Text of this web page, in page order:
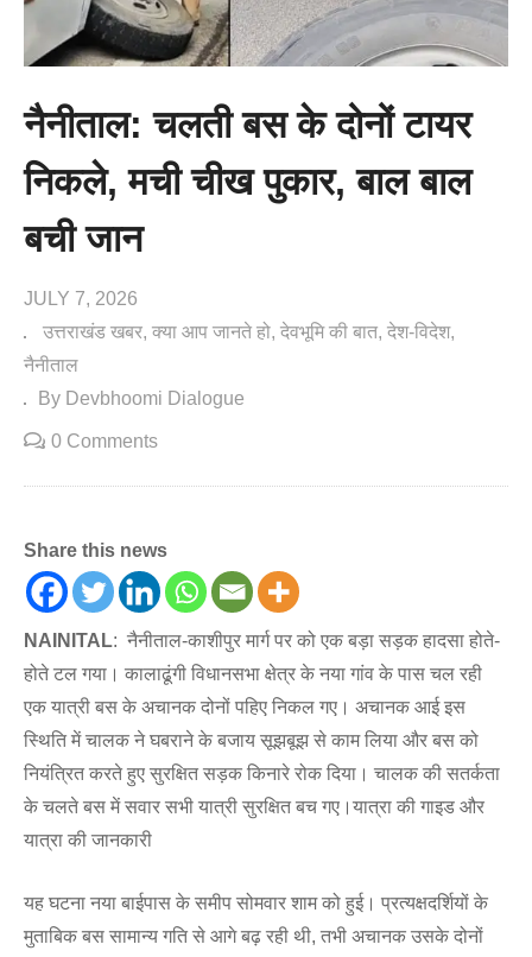
नैनीताल: चलती बस के दोनों टायर
निकले, मची चीख पुकार, बाल बाल
बची जान
JULY 7, 2026
उत्तराखंड खबर क्या आप जानते हो देवभूमि की बात देश-विदेश
नैनीताल
By Devbhoomi Dialogue
0 Comments
Share this news
NAINITAL: नैनीताल-काशीपुर मार्ग पर को एक बड़ा सड़क हादसा होते-
होते टल गया। कालाढूंगी विधानसभा क्षेत्र के नया गांव के पास चल रही
एक यात्री बस के अचानक दोनों पहिए निकल गए। अचानक आई इस
स्थिति में चालक ने घबराने के बजाय सूझबूझ से काम लिया और बस को
नियंत्रित करते हुए सुरक्षित सड़क किनारे रोक दिया। चालक की सतर्कता
के चलते बस में सवार सभी यात्री सुरक्षित बच गए।यात्रा की गाइड और
यात्रा की जानकारी
यह घटना नया बाईपास के समीप सोमवार शाम को हुई। प्रत्यक्षदर्शियों के
मुताबिक बस सामान्य गति से आगे बढ़ रही थी, तभी अचानक उसके दोनों